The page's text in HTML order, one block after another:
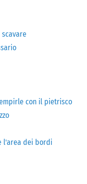
con il pietrisco
l'area dei bordi